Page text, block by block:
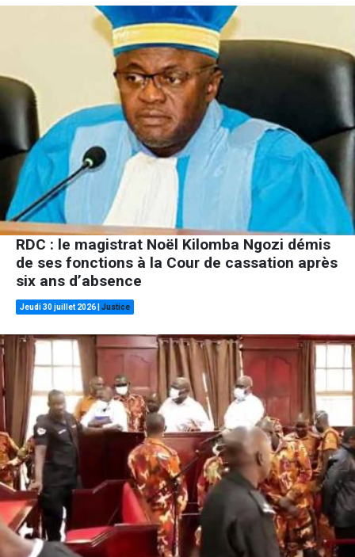
RDC : le magistrat Noël Kilomba Ngozi démis
de ses fonctions à la Cour de cassation après
six ans d’absence
Jeudi 30 juillet 2026 Justice